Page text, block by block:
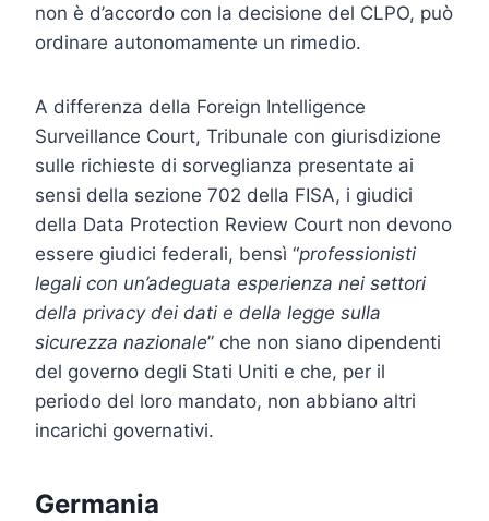
non è d’accordo con la decisione del CLPO, può
ordinare autonomamente un rimedio.
A differenza della Foreign Intelligence
Surveillance Court, Tribunale con giurisdizione
sulle richieste di sorveglianza presentate ai
sensi della sezione 702 della FISA, i giudici
della Data Protection Review Court non devono
essere giudici federali, bensì “professionisti
legali con un’adeguata esperienza nei settori
della privacy dei dati e della legge sulla
sicurezza nazionale” che non siano dipendenti
del governo degli Stati Uniti e che, per il
periodo del loro mandato, non abbiano altri
incarichi governativi.
Germania